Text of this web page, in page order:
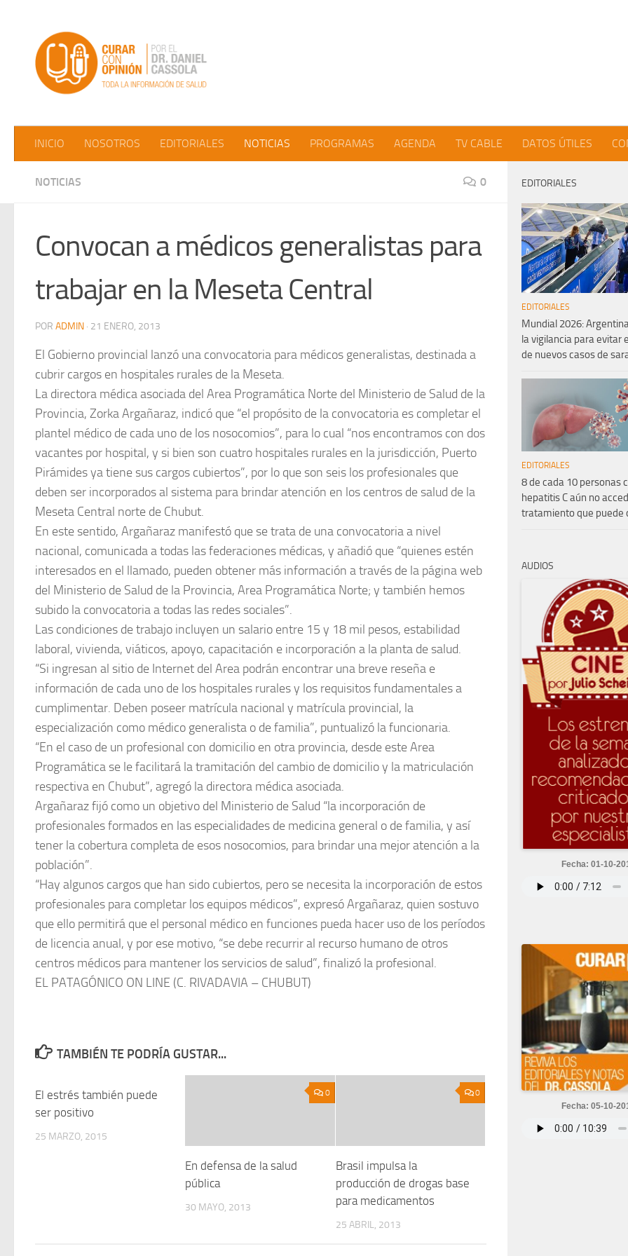
INICIO NOSOTROS EDITORIALES NOTICIAS PROGRAMAS AGENDA TV CABLE DATOS ÚTILES
NOTICIAS 0
Convocan a médicos generalistas para
trabajar en la Meseta Central
POR ADMIN · 21 ENERO, 2013
El Gobierno provincial lanzó una convocatoria para médicos generalistas, destinada a
cubrir cargos en hospitales rurales de la Meseta.
La directora médica asociada del Area Programática Norte del Ministerio de Salud de la
Provincia, Zorka Argañaraz, indicó que “el propósito de la convocatoria es completar el
plantel médico de cada uno de los nosocomios”, para lo cual “nos encontramos con dos
vacantes por hospital, y si bien son cuatro hospitales rurales en la jurisdicción, Puerto
Pirámides ya tiene sus cargos cubiertos”, por lo que son seis los profesionales que
deben ser incorporados al sistema para brindar atención en los centros de salud de la
Meseta Central norte de Chubut.
En este sentido, Argañaraz manifestó que se trata de una convocatoria a nivel
nacional, comunicada a todas las federaciones médicas, y añadió que “quienes estén
interesados en el llamado, pueden obtener más información a través de la página web
del Ministerio de Salud de la Provincia, Area Programática Norte; y también hemos
subido la convocatoria a todas las redes sociales”.
Las condiciones de trabajo incluyen un salario entre 15 y 18 mil pesos, estabilidad
laboral, vivienda, viáticos, apoyo, capacitación e incorporación a la planta de salud.
“Si ingresan al sitio de Internet del Area podrán encontrar una breve reseña e
información de cada uno de los hospitales rurales y los requisitos fundamentales a
cumplimentar. Deben poseer matrícula nacional y matrícula provincial, la
especialización como médico generalista o de familia”, puntualizó la funcionaria.
“En el caso de un profesional con domicilio en otra provincia, desde este Area
Programática se le facilitará la tramitación del cambio de domicilio y la matriculación
respectiva en Chubut”, agregó la directora médica asociada.
Argañaraz fijó como un objetivo del Ministerio de Salud “la incorporación de
profesionales formados en las especialidades de medicina general o de familia, y así
tener la cobertura completa de esos nosocomios, para brindar una mejor atención a la
población”.
“Hay algunos cargos que han sido cubiertos, pero se necesita la incorporación de estos
profesionales para completar los equipos médicos”, expresó Argañaraz, quien sostuvo
que ello permitirá que el personal médico en funciones pueda hacer uso de los períodos
de licencia anual, y por ese motivo, “se debe recurrir al recurso humano de otros
centros médicos para mantener los servicios de salud”, finalizó la profesional.
EL PATAGÓNICO ON LINE (C. RIVADAVIA – CHUBUT)
TAMBIÉN TE PODRÍA GUSTAR...
El estrés también puede
ser positivo
25 MARZO, 2015
0
En defensa de la salud
pública
30 MAYO, 2013
0
Brasil impulsa la
producción de drogas base
para medicamentos
25 ABRIL, 2013
EDITORIALES
EDITORIALES
Mundial 2026:
la vigilancia para evitar
de nuevos casos de
EDITORIALES
8 de cada 10 personas
hepatitis C aún no
tratamiento que puede
AUDIOS
Fecha: 01-10-
Fecha: 05-10-